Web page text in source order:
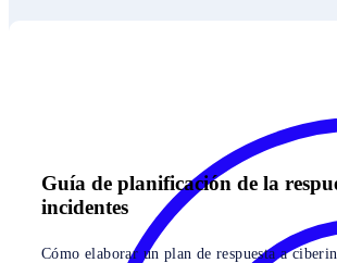
Guía de planificación de la
incidentes
Cómo elaborar un plan de respuesta a